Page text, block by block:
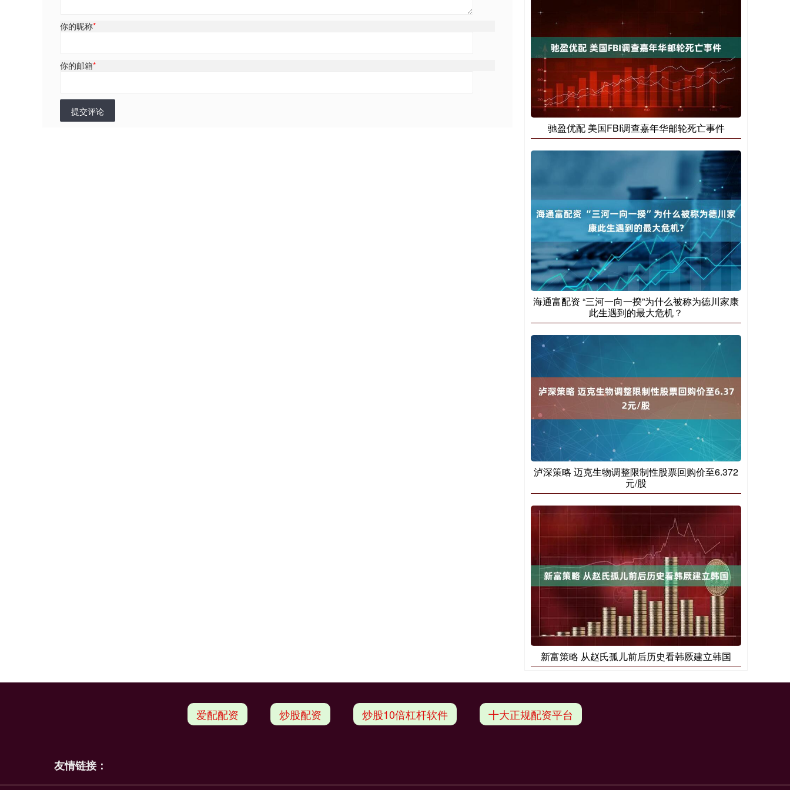
你的昵称*
你的邮箱*
提交评论
驰盈优配 美国FBI调查嘉年华邮轮死亡事件
海通富配资 “三河一向一揆”为什么被称为德川家康
此生遇到的最大危机？
泸深策略 迈克生物调整限制性股票回购价至6.372
元/股
新富策略 从赵氏孤儿前后历史看韩厥建立韩国
爱配配资 炒股配资 炒股10倍杠杆软件 十大正规配资平台
友情链接：